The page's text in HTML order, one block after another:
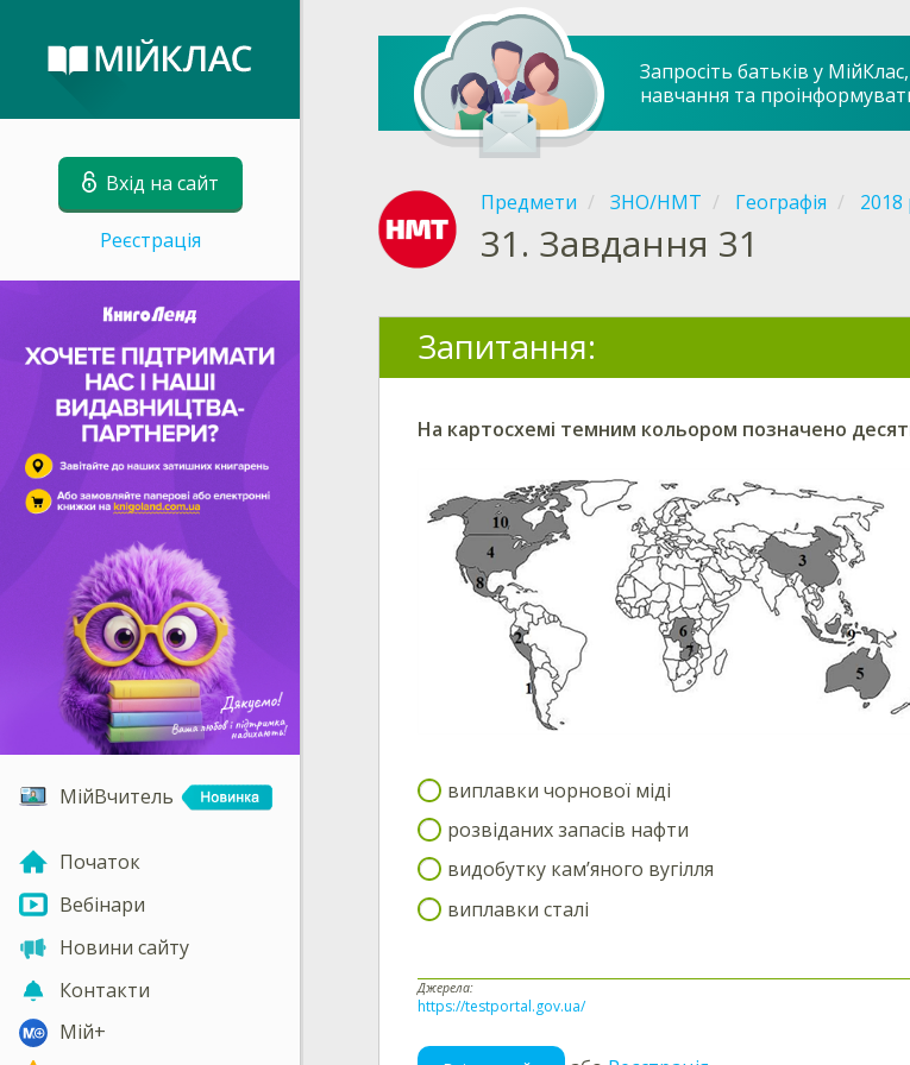
Вхід на сайт
Реєстрація
МійВчитель
Початок
Вебінари
Новини сайту
Контакти
Мій+
Запросіть батьків у
навчання та
Предмети ЗНО/НМТ Географія 2018
31. Завдання 31
Запитання:
На картосхемі темним кольором позначено
виплавки чорнової міді
розвіданих запасів нафти
видобутку кам’яного вугілля
виплавки сталі
Джерела:
https://testportal.gov.ua/